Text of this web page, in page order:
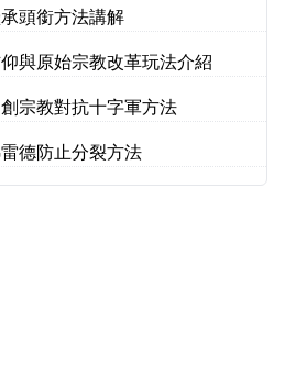
頭銜方法講解
與原始宗教改革玩法介紹
宗教對抗十字軍方法
德防止分裂方法